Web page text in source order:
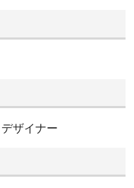
ザイナー